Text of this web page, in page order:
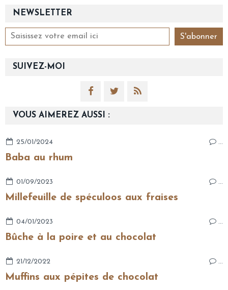
NEWSLETTER
SUIVEZ-MOI
VOUS AIMEREZ AUSSI :
25/01/2024 …
Baba au rhum
01/09/2023 …
Millefeuille de spéculoos aux fraises
04/01/2023 …
Bûche à la poire et au chocolat
21/12/2022 …
Muffins aux pépites de chocolat